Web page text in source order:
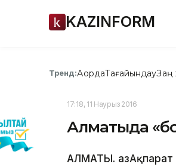
KAZINFORM
Тренд:АқордаТағайындауЗаң
17:18, 11 Наурыз 2016
Алматыда
АЛМАТЫ.